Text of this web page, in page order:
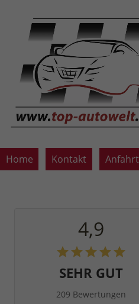
Home Kontakt Anfahrt
4,9
SEHR GUT
209 Bewertungen